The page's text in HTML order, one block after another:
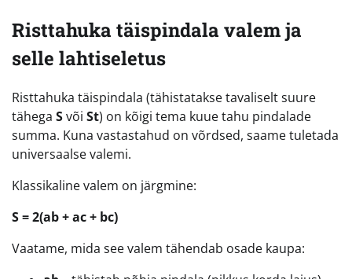
Risttahuka täispindala valem ja
selle lahtiseletus
Risttahuka täispindala (tähistatakse tavaliselt suure
tähega Svõi St) on kõigi tema kuue tahu pindalade
summa. Kuna vastastahud on võrdsed, saame tuletada
universaalse valemi.
Klassikaline valem on järgmine:
S = 2(ab + ac + bc)
Vaatame, mida see valem tähendab osade kaupa: